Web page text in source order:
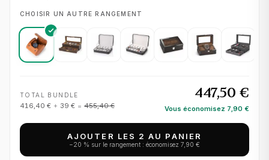
CHOISIR UN AUTRE RANGEMENT
TOTAL BUNDLE
416,40 € + 39 € = 455,40 €
447,50 €
Vous économisez 7,90 €
AJOUTER LES 2 AU PANIER
−20 % sur le rangement : économisez 7,90 €